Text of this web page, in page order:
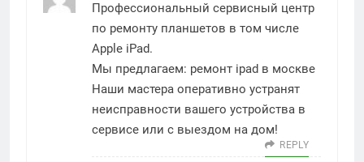
Профессиональный сервисный центр
по ремонту планшетов в том числе
Apple iPad.
Мы предлагаем: ремонт ipad в москве
Наши мастера оперативно устранят
неисправности вашего устройства в
сервисе или с выездом на дом!
REPLY